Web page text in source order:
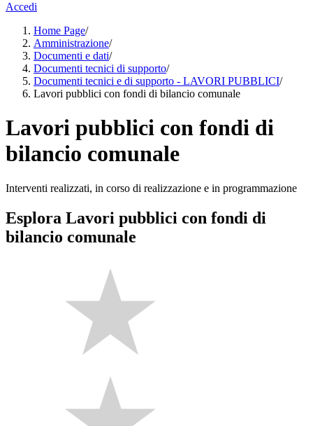
Accedi
Home Page/
Amministrazione/
Documenti e dati/
Documenti tecnici di supporto/
Documenti tecnici e di supporto - LAVORI PUBBLICI/
Lavori pubblici con fondi di bilancio comunale
Lavori pubblici con fondi di
bilancio comunale
Interventi realizzati, in corso di realizzazione e in programmazione
Esplora Lavori pubblici con fondi di
bilancio comunale